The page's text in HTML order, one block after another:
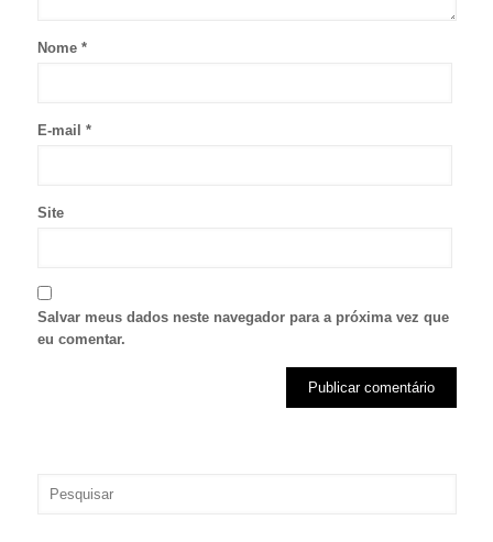
Nome *
E-mail *
Site
Salvar meus dados neste navegador para a próxima vez que
eu comentar.